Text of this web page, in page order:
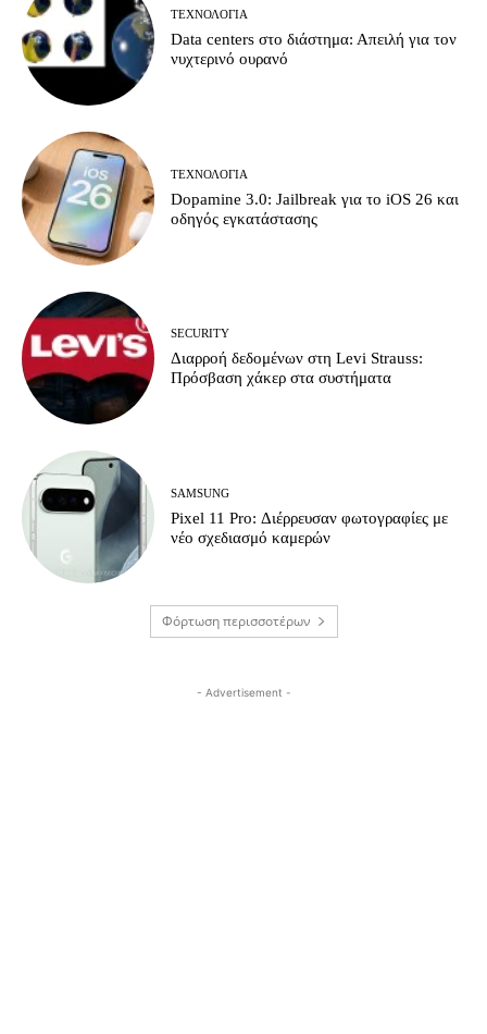
ΤΕΧΝΟΛΟΓΊΑ
Data centers στο διάστημα: Απειλή για τον
νυχτερινό ουρανό
ΤΕΧΝΟΛΟΓΊΑ
Dopamine 3.0: Jailbreak για το iOS 26 και
οδηγός εγκατάστασης
SECURITY
Διαρροή δεδομένων στη Levi Strauss:
Πρόσβαση χάκερ στα συστήματα
SAMSUNG
Pixel 11 Pro: Διέρρευσαν φωτογραφίες με
νέο σχεδιασμό καμερών
Φόρτωση περισσοτέρων
- Advertisement -